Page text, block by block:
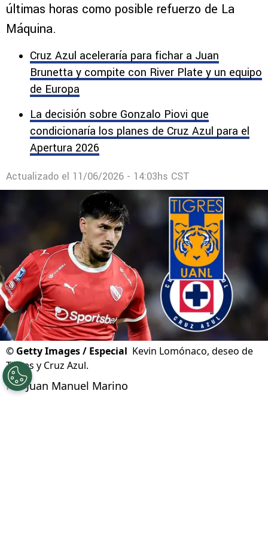
últimas horas como posible refuerzo de La
Máquina.
Cruz Azul aceleraría para fichar a Juan
Brunetta y compite con River Plate y un equipo
de Europa
La decisión sobre Gonzalo Piovi que
condicionaría los planes de Cruz Azul para el
Apertura 2026
Actualizado el 11/06/2026 - 14:03hs CST
© Getty Images / Especial Kevin Lomónaco, deseo de
Tigres y Cruz Azul.
Por Juan Manuel Marino